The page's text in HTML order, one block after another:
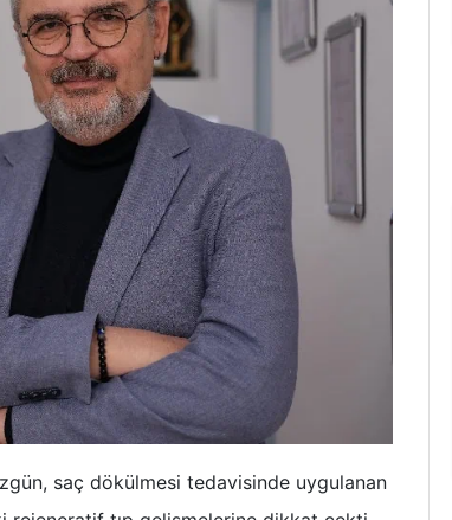
saç dökülmesi tedavisinde uygulanan